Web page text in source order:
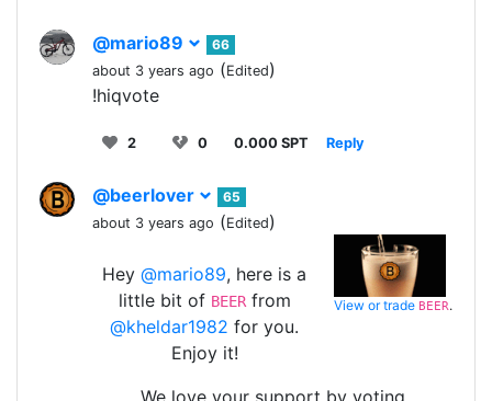
@mario89
66
about 3 years ago (Edited)
!hiqvote
2 0 0.000 SPT Reply
@beerlover
65
about 3 years ago (Edited)
View or trade BEER.
Hey @mario89, here is a
little bit of BEERfrom
@kheldar1982 for you.
Enjoy it!
We love your support by voting